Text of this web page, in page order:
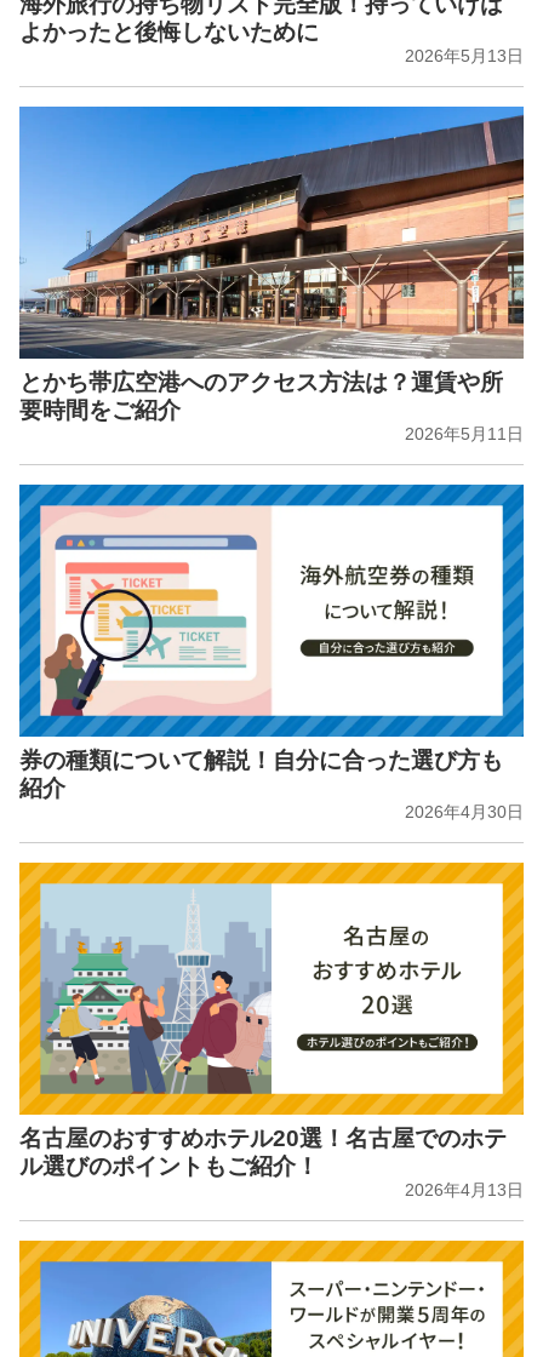
よかったと後悔しないために
2026年5月13日
とかち帯広空港へのアクセス方法は？運賃や所
要時間をご紹介
2026年5月11日
券の種類について解説！自分に合った選び方も
紹介
2026年4月30日
名古屋のおすすめホテル20選！名古屋でのホテ
ル選びのポイントもご紹介！
2026年4月13日